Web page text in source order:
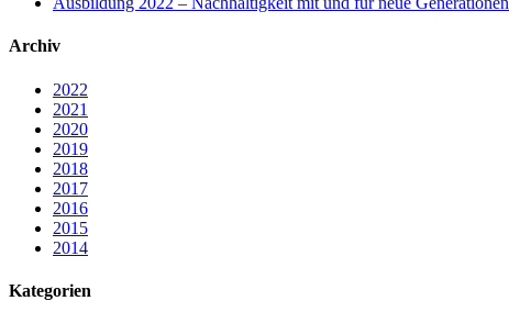
Archiv
2022
2021
2020
2019
2018
2017
2016
2015
2014
Kategorien